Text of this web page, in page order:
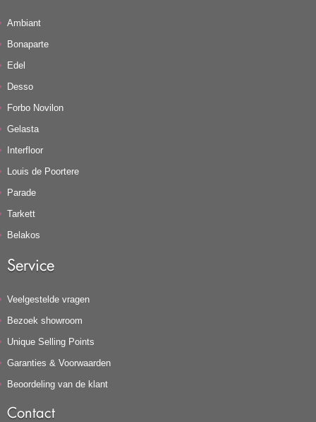
Ambiant
Bonaparte
Edel
Desso
Forbo Novilon
Gelasta
Interfloor
Louis de Poortere
Parade
Tarkett
Belakos
Service
Veelgestelde vragen
Bezoek showroom
Unique Selling Points
Garanties & Voorwaarden
Beoordeling van de klant
Contact